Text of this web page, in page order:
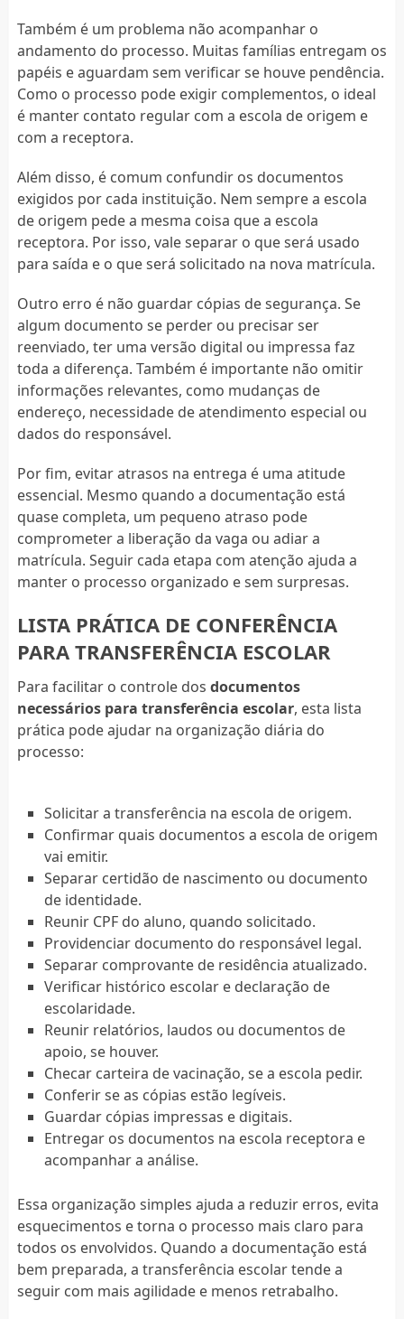
Também é um problema não acompanhar o
andamento do processo. Muitas famílias entregam os
papéis e aguardam sem verificar se houve pendência.
Como o processo pode exigir complementos, o ideal
é manter contato regular com a escola de origem e
com a receptora.
Além disso, é comum confundir os documentos
exigidos por cada instituição. Nem sempre a escola
de origem pede a mesma coisa que a escola
receptora. Por isso, vale separar o que será usado
para saída e o que será solicitado na nova matrícula.
Outro erro é não guardar cópias de segurança. Se
algum documento se perder ou precisar ser
reenviado, ter uma versão digital ou impressa faz
toda a diferença. Também é importante não omitir
informações relevantes, como mudanças de
endereço, necessidade de atendimento especial ou
dados do responsável.
Por fim, evitar atrasos na entrega é uma atitude
essencial. Mesmo quando a documentação está
quase completa, um pequeno atraso pode
comprometer a liberação da vaga ou adiar a
matrícula. Seguir cada etapa com atenção ajuda a
manter o processo organizado e sem surpresas.
LISTA PRÁTICA DE CONFERÊNCIA
PARA TRANSFERÊNCIA ESCOLAR
Para facilitar o controle dos documentos
necessários para transferência escolar, esta lista
prática pode ajudar na organização diária do
processo:
Solicitar a transferência na escola de origem.
Confirmar quais documentos a escola de origem
vai emitir.
Separar certidão de nascimento ou documento
de identidade.
Reunir CPF do aluno, quando solicitado.
Providenciar documento do responsável legal.
Separar comprovante de residência atualizado.
Verificar histórico escolar e declaração de
escolaridade.
Reunir relatórios, laudos ou documentos de
apoio, se houver.
Checar carteira de vacinação, se a escola pedir.
Conferir se as cópias estão legíveis.
Guardar cópias impressas e digitais.
Entregar os documentos na escola receptora e
acompanhar a análise.
Essa organização simples ajuda a reduzir erros, evita
esquecimentos e torna o processo mais claro para
todos os envolvidos. Quando a documentação está
bem preparada, a transferência escolar tende a
seguir com mais agilidade e menos retrabalho.